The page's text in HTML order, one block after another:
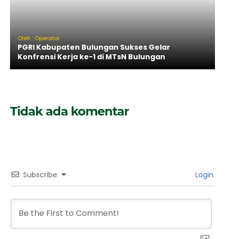
Oleh : Operator
PGRI Kabupaten Bulungan Sukses Gelar
Konfrensi Kerja ke-1 di MTsN Bulungan
Tidak ada komentar
Subscribe Login